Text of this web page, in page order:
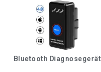
Bluetooth Diagnosegerät